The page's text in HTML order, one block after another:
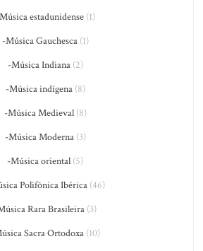
estadunidense(1)
-Música Gauchesca(1)
-Música Indiana(2)
-Música indígena(8)
-Música Medieval(8)
-Música Moderna(3)
-Música oriental (5)
Polifônica Ibérica(46)
Rara Brasileira (3)
Sacra Ortodoxa (10)